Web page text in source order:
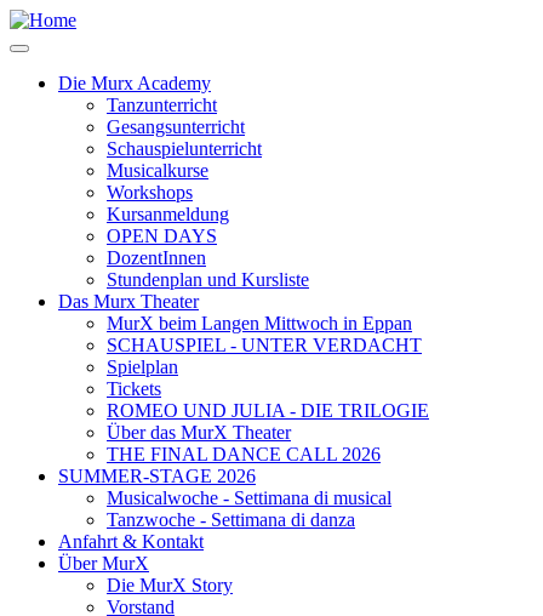
Salta
al
principale
navigation
Die Murx Academy
Tanzunterricht
Gesangsunterricht
Schauspielunterricht
Musicalkurse
Workshops
Kursanmeldung
OPEN DAYS
DozentInnen
Stundenplan und Kursliste
Das Murx Theater
MurX beim Langen Mittwoch in Eppan
SCHAUSPIEL - UNTER VERDACHT
Spielplan
Tickets
ROMEO UND JULIA - DIE TRILOGIE
Über das MurX Theater
THE FINAL DANCE CALL 2026
SUMMER-STAGE 2026
Musicalwoche - Settimana di musical
Tanzwoche - Settimana di danza
Anfahrt & Kontakt
Über MurX
Die MurX Story
Vorstand